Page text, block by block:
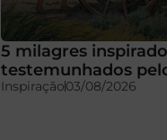
5 milagres
testemunhados
Inspiração03/08/2026